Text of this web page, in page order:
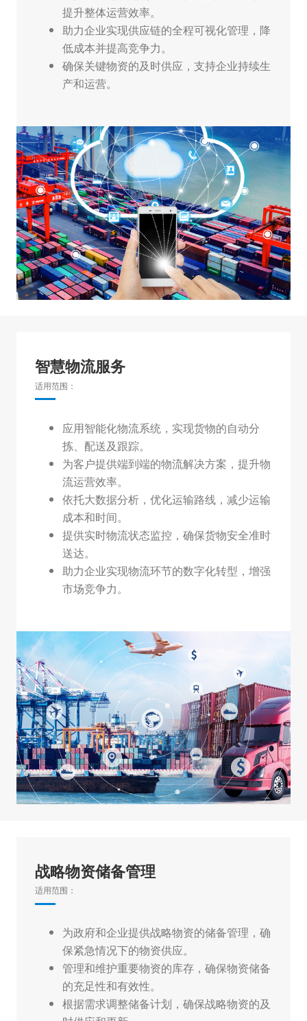
提升整体运营效率。
助力企业实现供应链的全程可视化管理，降
低成本并提高竞争力。
确保关键物资的及时供应，支持企业持续生
产和运营。
智慧物流服务
适用范围：
应用智能化物流系统，实现货物的自动分
拣、配送及跟踪。
为客户提供端到端的物流解决方案，提升物
流运营效率。
依托大数据分析，优化运输路线，减少运输
成本和时间。
提供实时物流状态监控，确保货物安全准时
送达。
助力企业实现物流环节的数字化转型，增强
市场竞争力。
战略物资储备管理
适用范围：
为政府和企业提供战略物资的储备管理，确
保紧急情况下的物资供应。
管理和维护重要物资的库存，确保物资储备
的充足性和有效性。
根据需求调整储备计划，确保战略物资的及